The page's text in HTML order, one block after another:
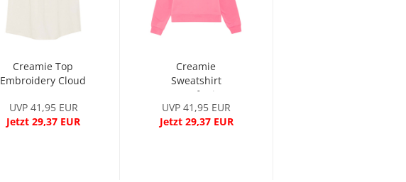
Creamie Top
Embroidery Cloud
UVP 41,95 EUR
Jetzt 29,37 EUR
Creamie
Sweatshirt
Confetti
UVP 41,95 EUR
Jetzt 29,37 EUR